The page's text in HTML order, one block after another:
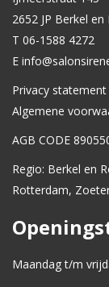
2652 JP Berkel en
T 06-1588 4272
E
Privacy statement
Algemene
AGB CODE
Regio: Berkel en
Rotterdam,
Maandag t/m